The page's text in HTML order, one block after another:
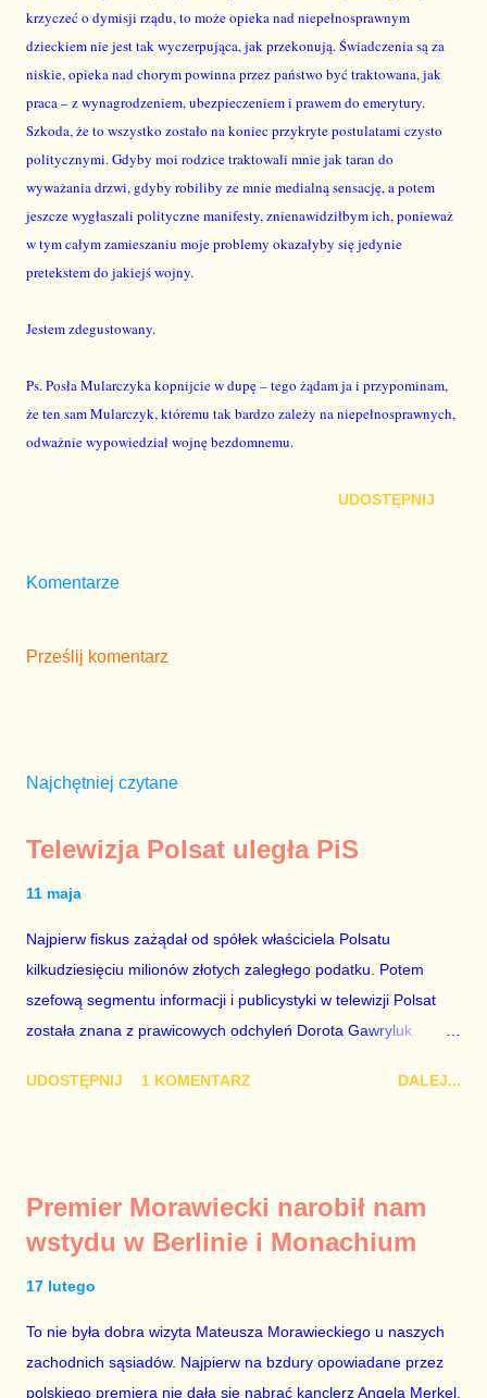
krzyczeć o dymisji rządu, to może opieka nad niepełnosprawnym
dzieckiem nie jest tak wyczerpująca, jak przekonują. Świadczenia są za
niskie, opieka nad chorym powinna przez państwo być traktowana, jak
praca – z wynagrodzeniem, ubezpieczeniem i prawem do emerytury.
Szkoda, że to wszystko zostało na koniec przykryte postulatami czysto
politycznymi. Gdyby moi rodzice traktowali mnie jak taran do
wyważania drzwi, gdyby robiliby ze mnie medialną sensację, a potem
jeszcze wygłaszali polityczne manifesty, znienawidziłbym ich, ponieważ
w tym całym zamieszaniu moje problemy okazałyby się jedynie
pretekstem do jakiejś wojny.
Jestem zdegustowany.
Ps. Posła Mularczyka kopnijcie w dupę – tego żądam ja i przypominam,
że ten sam Mularczyk, któremu tak bardzo zależy na niepełnosprawnych,
odważnie wypowiedział wojnę bezdomnemu.
UDOSTĘPNIJ
Komentarze
Prześlij komentarz
Najchętniej czytane
Telewizja Polsat uległa PiS
11 maja
Najpierw fiskus zażądał od spółek właściciela Polsatu
kilkudziesięciu milionów złotych zaległego podatku. Potem
szefową segmentu informacji i publicystyki w telewizji Polsat
została znana z prawicowych odchyleń Dorota Gawryluk.
marionetka partii rządzącej, żona agenta SB, który jest obecnie
tylko tam, gdzie nie ma trudnych pytań. Taki obrót spraw
przyjmuję ze smutkiem. Właściciela Polsatu – Zygmunta
znowu dał się złamać partii Jarosława Kaczyńskiego. Znowu,
bo w 2007 roku też tak się stało. Na kilka tygodni przed
UDOSTĘPNIJ 1 KOMENTARZ DALEJ...
Premier Morawiecki narobił nam
wstydu w Berlinie i Monachium
17 lutego
To nie była dobra wizyta Mateusza Morawieckiego u naszych
zachodnich sąsiadów. Najpierw na bzdury opowiadane przez
polskiego premiera nie dała się nabrać kanclerz Angela Merkel,